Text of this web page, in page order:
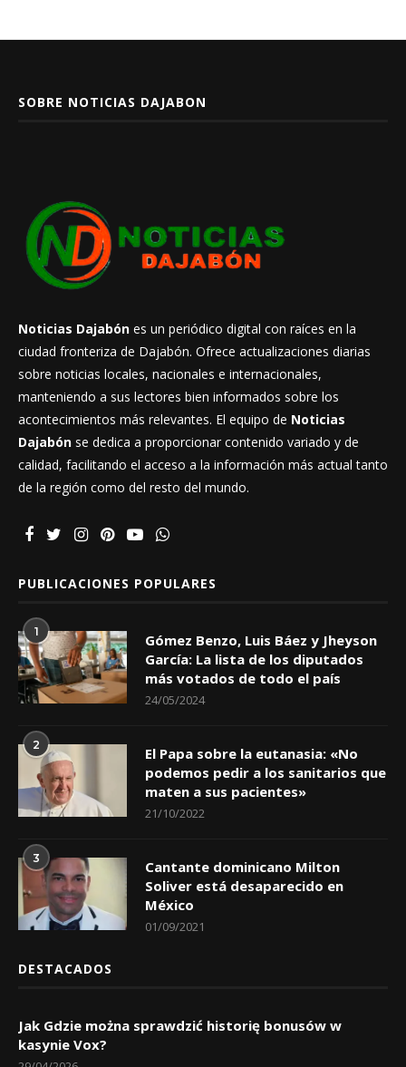
SOBRE NOTICIAS DAJABON
Noticias Dajabón es un periódico digital con raíces en la
ciudad fronteriza de Dajabón. Ofrece actualizaciones diarias
sobre noticias locales, nacionales e internacionales,
manteniendo a sus lectores bien informados sobre los
acontecimientos más relevantes. El equipo de Noticias
Dajabón se dedica a proporcionar contenido variado y de
calidad, facilitando el acceso a la información más actual tanto
de la región como del resto del mundo.
PUBLICACIONES POPULARES
1
Gómez Benzo, Luis Báez y Jheyson
García: La lista de los diputados
más votados de todo el país
24/05/2024
2
El Papa sobre la eutanasia: «No
podemos pedir a los sanitarios que
maten a sus pacientes»
21/10/2022
3
Cantante dominicano Milton
Soliver está desaparecido en
México
01/09/2021
DESTACADOS
Jak Gdzie można sprawdzić historię bonusów w
kasynie Vox?